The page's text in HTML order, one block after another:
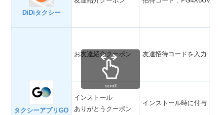
DiDiタクシー
タクシーアプリGO
お友達紹介クーポン 友達招待コードを入力
インストール
ありがとうクーポン
インストール時に付与
scroll